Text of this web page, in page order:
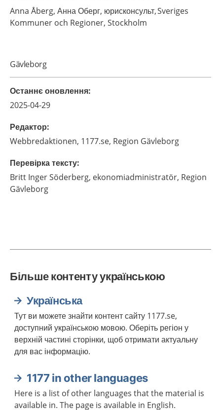
Anna Åberg, Анна Оберг, юрисконсульт, Sveriges
Kommuner och Regioner, Stockholm
Gävleborg
Останнє оновлення:
2025-04-29
Редактор:
Webbredaktionen, 1177.se, Region Gävleborg
Перевірка тексту:
Britt IngerSöderberg, ekonomiadministratör, Region
Gävleborg
Більше контенту українською
Українська
Тут ви можете знайти контент сайту 1177.se,
доступний українською мовою. Оберіть регіон у
верхній частині сторінки, щоб отримати актуальну
для вас інформацію.
1177 in other languages
Here is a list of other languages that the material is
available in. The page is available in English.